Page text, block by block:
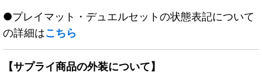
●プレイマット・デュエルセットの状態表記について
の詳細はこちら
【サプライ商品の外装について】